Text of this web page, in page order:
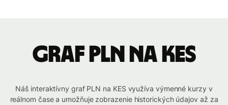
graf PLN na KES
Náš interaktívny graf PLN na KES využíva výmenné kurzy v
reálnom čase a umožňuje zobrazenie historických údajov až za